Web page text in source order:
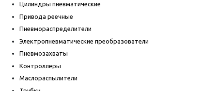
Цилиндры пневматические
Привода реечные
Пневмораспределители
Электропневматические преобразователи
Пневмозахваты
Контроллеры
Маслораспылители